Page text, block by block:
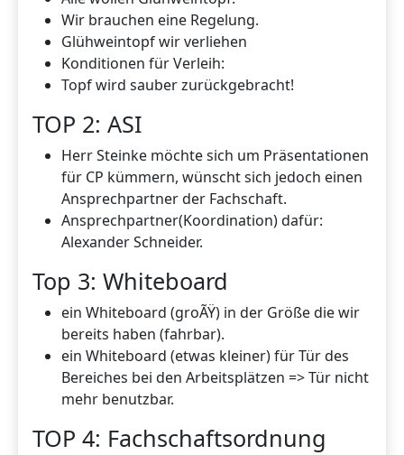
Wir brauchen eine Regelung.
Glühweintopf wir verliehen
Konditionen für Verleih:
Topf wird sauber zurückgebracht!
TOP 2: ASI
Herr Steinke möchte sich um Präsentationen
für CP kümmern, wünscht sich jedoch einen
Ansprechpartner der Fachschaft.
Ansprechpartner(Koordination) dafür:
Alexander Schneider.
Top 3: Whiteboard
ein Whiteboard (groÃŸ) in der Größe die wir
bereits haben (fahrbar).
ein Whiteboard (etwas kleiner) für Tür des
Bereiches bei den Arbeitsplätzen => Tür nicht
mehr benutzbar.
TOP 4: Fachschaftsordnung